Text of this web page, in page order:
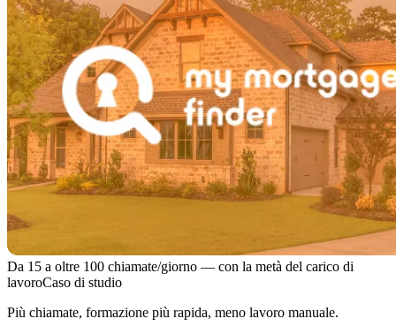
Da 15 a oltre 100 chiamate/giorno — con la metà del carico di
lavoroCaso di studio
Più chiamate, formazione più rapida, meno lavoro manuale.